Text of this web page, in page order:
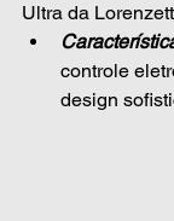
Ultra da
controle
design